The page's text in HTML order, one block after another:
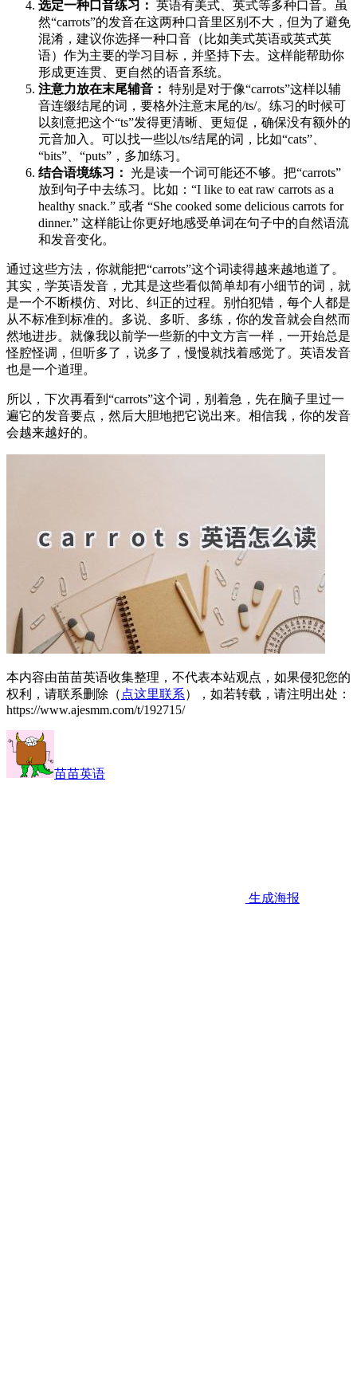
选定一种口音练习： 英语有美式、英式等多种口音。虽
然“carrots”的发音在这两种口音里区别不大，但为了避免
混淆，建议你选择一种口音（比如美式英语或英式英
语）作为主要的学习目标，并坚持下去。这样能帮助你
形成更连贯、更自然的语音系统。
注意力放在末尾辅音： 特别是对于像“carrots”这样以辅
音连缀结尾的词，要格外注意末尾的/ts/。练习的时候可
以刻意把这个“ts”发得更清晰、更短促，确保没有额外的
元音加入。可以找一些以/ts/结尾的词，比如“cats”、
“bits”、“puts”，多加练习。
结合语境练习： 光是读一个词可能还不够。把“carrots”
放到句子中去练习。比如：“I like to eat raw carrots as a
healthy snack.” 或者 “She cooked some delicious carrots for
dinner.” 这样能让你更好地感受单词在句子中的自然语流
和发音变化。
通过这些方法，你就能把“carrots”这个词读得越来越地道了。
其实，学英语发音，尤其是这些看似简单却有小细节的词，就
是一个不断模仿、对比、纠正的过程。别怕犯错，每个人都是
从不标准到标准的。多说、多听、多练，你的发音就会自然而
然地进步。就像我以前学一些新的中文方言一样，一开始总是
怪腔怪调，但听多了，说多了，慢慢就找着感觉了。英语发音
也是一个道理。
所以，下次再看到“carrots”这个词，别着急，先在脑子里过一
遍它的发音要点，然后大胆地把它说出来。相信我，你的发音
会越来越好的。
本内容由苗苗英语收集整理，不代表本站观点，如果侵犯您的
权利，请联系删除（ 点这里联系），如若转载，请注明出处：
https://www.ajesmm.com/t/192715/
苗苗英语
生成海报